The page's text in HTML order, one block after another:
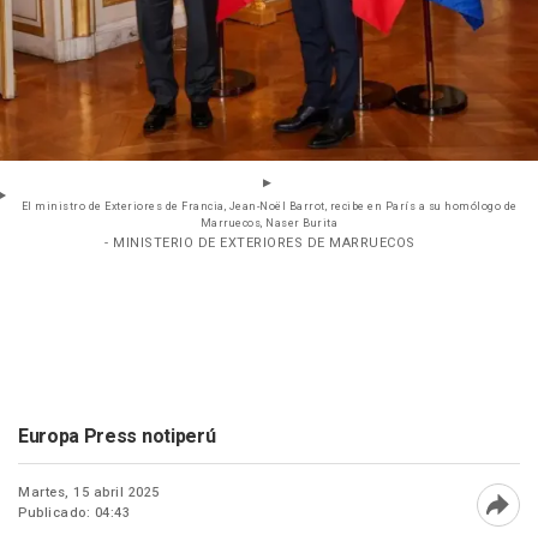
El ministro de Exteriores de Francia, Jean-Noël Barrot, recibe en París a su homólogo de
Marruecos, Naser Burita
- MINISTERIO DE EXTERIORES DE MARRUECOS
Europa Press notiperú
Martes, 15 abril 2025
Publicado: 04:43